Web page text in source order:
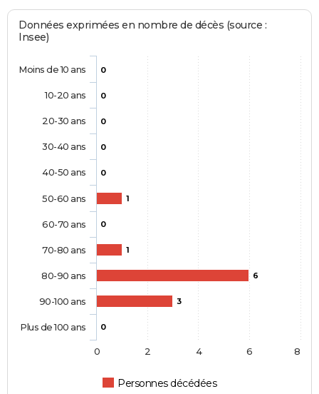
Données exprimées en nombre de décès (source :
Insee)
0
0
0
0
0
1
0
1
6
3
0
Personnes décédées
Moins de 10 ans
10-20 ans
20-30 ans
30-40 ans
40-50 ans
50-60 ans
60-70 ans
70-80 ans
80-90 ans
90-100 ans
Plus de 100 ans
0 2 4 6 8